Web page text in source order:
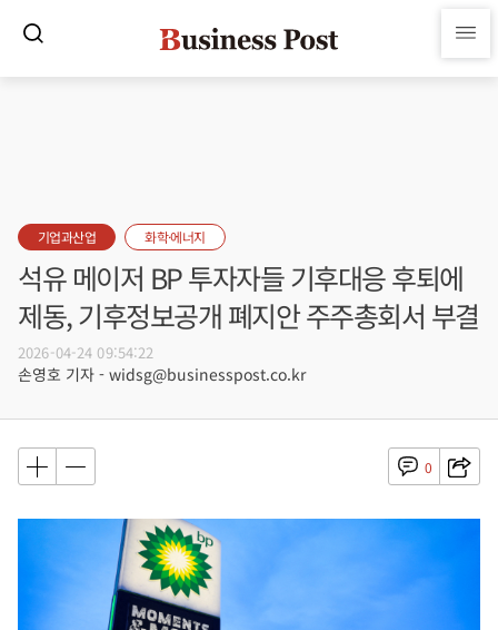
기업과산업 화학·에너지
석유 메이저 BP 투자자들 기후대응 후퇴에
제동, 기후정보공개 폐지안 주주총회서 부결
2026-04-24 09:54:22
손영호 기자 - widsg@businesspost.co.kr
0